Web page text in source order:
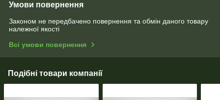
Умови повернення
Законом не передбачено повернення та обмін даного товару
належної якості
Всі умови повернення
Подібні товари компанії